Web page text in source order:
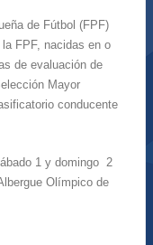
de Fútbol (FPF)
FPF, nacidas en o
de evaluación de
Mayor
conducente
1 y domingo 2
Olímpico de